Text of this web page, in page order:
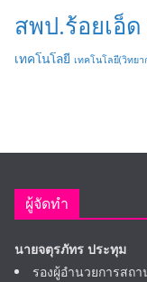
สพป.ร้อยเอ็ด
เทคโนโลยี เทคโนโลยี(วิทย
ผู้จัดทำ
นายจตุรภัทร ประทุม
รองผู้อำนวยการสถ